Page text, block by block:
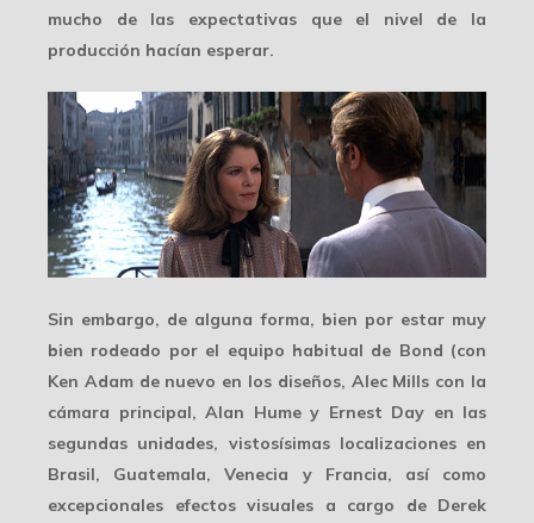
mucho de las expectativas que el nivel de la
producción hacían esperar.
Sin embargo, de alguna forma, bien por estar muy
bien rodeado por el equipo habitual de Bond (con
Ken Adam de nuevo en los diseños, Alec Mills con la
cámara principal, Alan Hume y Ernest Day en las
segundas unidades, vistosísimas localizaciones en
Brasil, Guatemala, Venecia y Francia, así como
excepcionales efectos visuales a cargo de Derek